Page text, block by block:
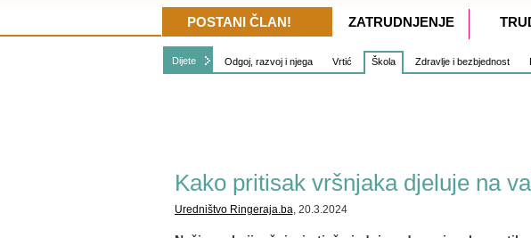
Dijete Odgoj, razvoj i njega Vrtić Škola Zdravlje i bezbjednost
Kako pritisak vršnjaka djeluje na
Uredništvo Ringeraja.ba, 20.3.2024
POSTANI ČLAN! ZATRUDNJENJE